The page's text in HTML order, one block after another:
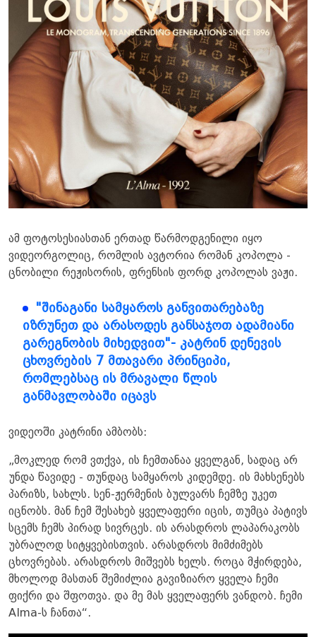
ამ ფოტოსესიასთან ერთად წარმოდგენილი იყო
ვიდეორგოლიც, რომლის ავტორია რომან კოპოლა -
ცნობილი რეჟისორის, ფრენსის ფორდ კოპოლას ვაჟი.
"შინაგანი სამყაროს განვითარებაზე
იზრუნეთ და არასოდეს განსაჯოთ ადამიანი
გარეგნობის მიხედვით"- კატრინ დენევის
ცხოვრების 7 მთავარი პრინციპი,
რომლებსაც ის მრავალი წლის
განმავლობაში იცავს
ვიდეოში კატრინი ამბობს:
„მოკლედ რომ ვთქვა, ის ჩემთანაა ყველგან, სადაც არ
უნდა წავიდე - თუნდაც სამყაროს კიდემდე. ის მახსენებს
პარიზს, სახლს. სენ-ჟერმენის ბულვარს ჩემზე უკეთ
იცნობს. მან ჩემ შესახებ ყველაფერი იცის, თუმცა პატივს
სცემს ჩემს პირად სივრცეს. ის არასდროს ლაპარაკობს
უბრალოდ სიტყვებისთვის. არასდროს მიმძიმებს
ცხოვრებას. არასდროს მიშვებს ხელს. როცა მჭირდება,
მხოლოდ მასთან შემიძლია გავიზიარო ყველა ჩემი
ფიქრი და შფოთვა. და მე მას ყველაფერს ვანდობ. ჩემი
Alma-ს ჩანთა“.